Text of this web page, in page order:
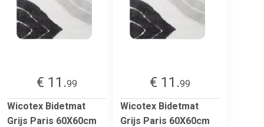
€ 11.99
Wicotex Bidetmat
Grijs Paris 60X60cm
€ 11.99
Wicotex Bidetmat
Grijs Paris 60X60cm